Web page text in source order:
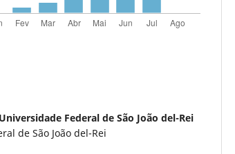
Universidade Federal de São João del-Rei
de São João del-Rei